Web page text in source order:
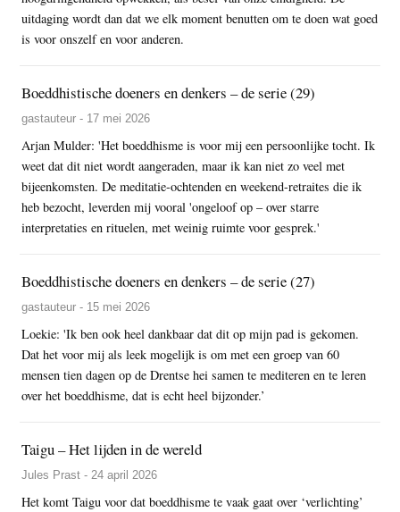
uitdaging wordt dan dat we elk moment benutten om te doen wat goed
is voor onszelf en voor anderen.
Boeddhistische doeners en denkers – de serie (29)
gastauteur - 17 mei 2026
Arjan Mulder: 'Het boeddhisme is voor mij een persoonlijke tocht. Ik
weet dat dit niet wordt aangeraden, maar ik kan niet zo veel met
bijeenkomsten. De meditatie-ochtenden en weekend-retraites die ik
heb bezocht, leverden mij vooral 'ongeloof op – over starre
interpretaties en rituelen, met weinig ruimte voor gesprek.'
Boeddhistische doeners en denkers – de serie (27)
gastauteur - 15 mei 2026
Loekie: 'Ik ben ook heel dankbaar dat dit op mijn pad is gekomen.
Dat het voor mij als leek mogelijk is om met een groep van 60
mensen tien dagen op de Drentse hei samen te mediteren en te leren
over het boeddhisme, dat is echt heel bijzonder.’
Taigu – Het lijden in de wereld
Jules Prast - 24 april 2026
Het komt Taigu voor dat boeddhisme te vaak gaat over ‘verlichting’